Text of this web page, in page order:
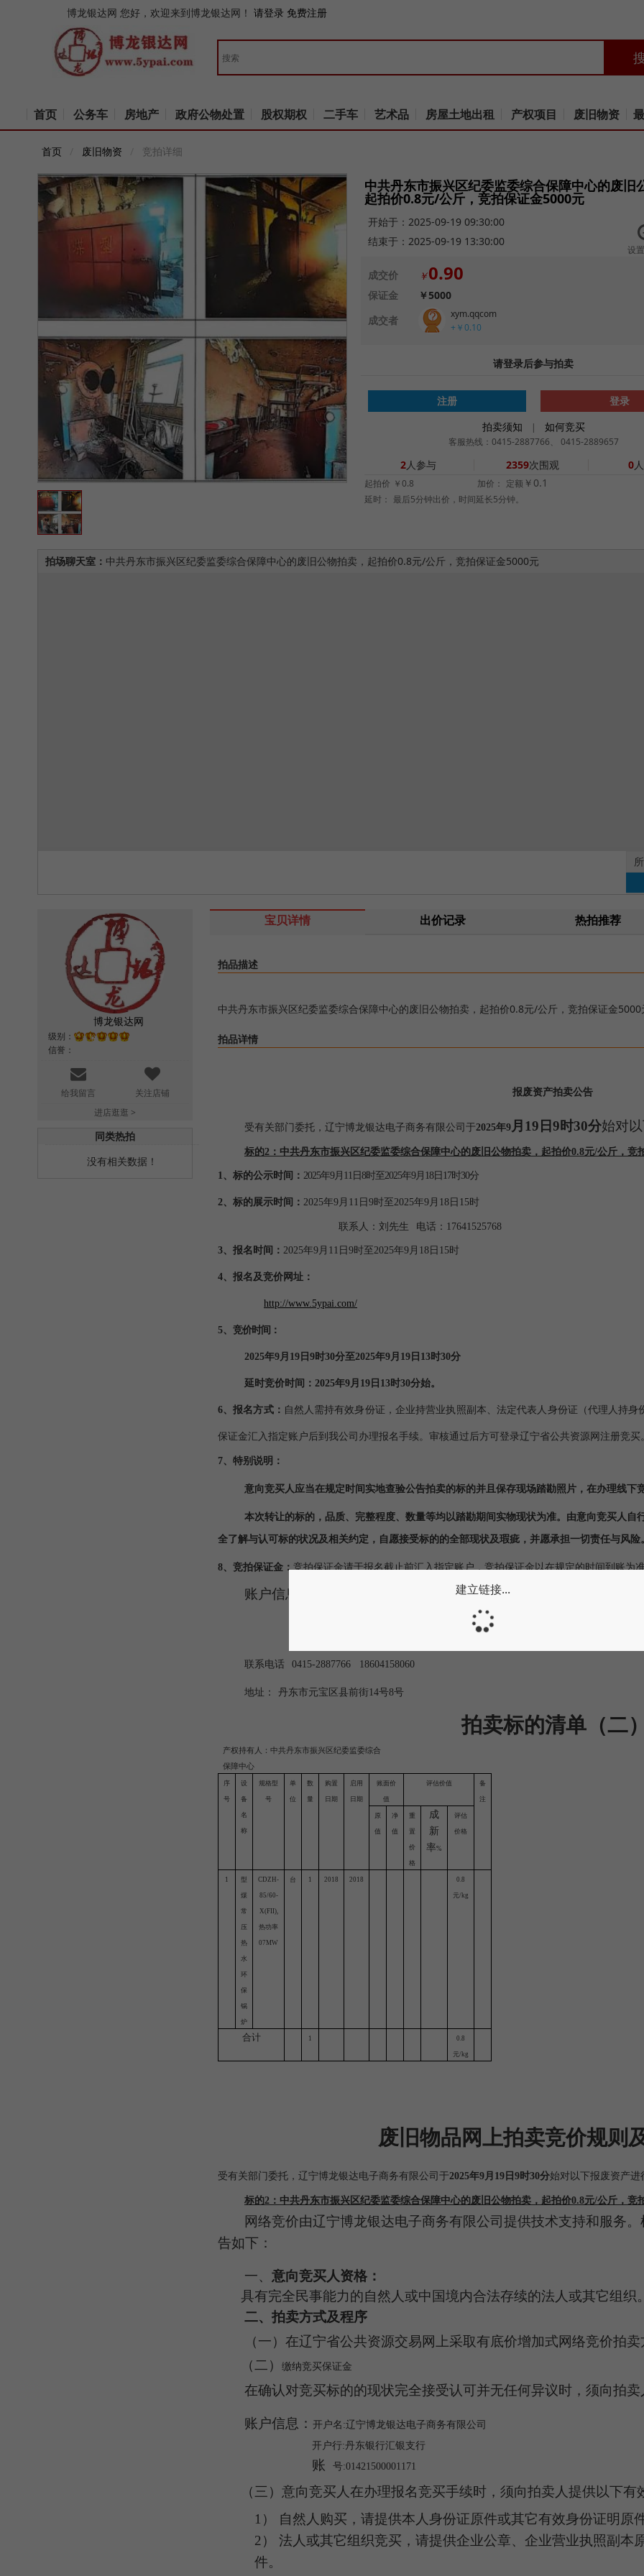
博龙银达网 您好，欢迎来到博龙银达网！ 请登录 免费注册
首页 公务车 房地产 政府公物处置 股权期权 二手车 艺术品 房屋土地出租 产权项目 废旧物资
首页 废旧物资 竞拍详细
中共丹东市振兴区纪委监委综合保障中心的废旧
起拍价0.8元/公斤，竞拍保证金5000元
开始于：2025-09-19 09:30:00
结束于：2025-09-19 13:30:00
设
成交价 ￥0.90
保证金 ￥5000
成交者
xym.qqcom
+￥0.10
请登录后参与拍卖
注册
登录
拍卖须知 | 如何竞买
客服热线：0415-2887766、 0415-2889657
2人参与 2359次围观 0
起拍价 ￥0.8 加价： 定额 ￥0.1
延时： 最后5分钟出价，时间延长5分钟。
拍场聊天室： 中共丹东市振兴区纪委监委综合保障中心的废旧公物拍卖，起拍价0.8元/公斤，竞拍保证金5000元
博龙银达网
级别：
信誉：
给我留言
关注店铺
进店逛逛 >
同类热拍
没有相关数据！
宝贝详情 出价记录 热拍推荐
拍品描述
中共丹东市振兴区纪委监委综合保障中心的废旧公物拍卖，起拍价0.8元/公斤，竞拍保证金5000
拍品详情
报废资产拍卖公告
受有关部门委托， 辽宁博龙银达电子商务有限公司 于2025年9 月 19 日 9时30分始对
标的2：中共丹东市振兴区纪委监委综合保障中心的废旧公物拍卖，起拍价0.8元/公斤，竞
1、标的公示时间： 2025年9月11日8时至2025年9月18日17时30分
2、标的展示时间： 2025年9月11日9时至2025年9月18日15时
联系人：刘先生 电话： 17641525768
3、报名时间： 2025年9月11日9时至2025年9月18日15时
4、报名及竞价网址：
http://www.5ypai.com/
5、 竞价时间：
2025年9月19日9时30分至2025年9月19日13时30分
延时竞价时间： 2025年9月19日13时30分始。
6、报名方式： 自然人需持有效身份证，企业持营业执照副本、法定代表人身份证（代理人持
保证金汇入指定账户后到我公司办理报名手续。审核通过后方可登录辽宁省公共资源网注册竞买
7、特别说明：
意向竞买人应当在规定时间实地查验公告拍卖的标的并且保存现场踏勘照片，在办理线下
本次转让的标的，品质、完整程度、数量等均以踏勘期间实物现状为准。由意向竞买人
全了解与认可标的状况及相关约定，自愿接受标的的全部现状及瑕疵，并愿承担一切责任与风险
8、竞拍保证金： 竞拍保证金请于报名截止前汇入指定账户，竞拍保证金以在规定的时间到账为
账户信息：
:辽宁博龙银达电子商务有限公司
联系电话 0415-2887766 18604158060
地址： 丹东市元宝区县前街14号8号
拍卖标的清单（二
产权持有人：中共丹东市振兴区纪委监委综合
保障中心
序
号
设
备
名
称
规格型
号
单
位
数
量
购置
日期
启用
日期
账面价
值
评估价值 备
注
原
值
净
值
重
置
价
格
成
新
率%
评估
价格
1 型
煤
常
压
热
水
环
保
锅
炉
CDZH-
85/60-
X(FII),
热功率
07MW
台 1 2018 2018 0.8
元/kg
合计 1 0.8
元/kg
废旧物品网上拍卖竞价规则
受有关部门委托， 辽宁博龙银达电子商务有限公司 于2025年9月19 日 9时30分始对 以下报废资产进
标的2：中共丹东市振兴区纪委监委综合保障中心的废旧公物拍卖，起拍价0.8元/公斤，竞
网络竞价由辽宁博龙银达电子商务有限公司 提供技术支持和服务
告如下：
一、 意向竞买人资格：
具有完全民事能力的自然人或中国境内合法存续的法人或其它组织
二、 拍卖方式及程序
（一） 在辽宁省公共资源交易网 上采取有底价增加式网络竞价拍卖
（二）
缴纳竞买保证金
在确认对竞买标的的现状完全接受认可并无任何异议时，须向拍
账户信息： 开户名 :辽宁博龙银达电子商务有限公司
开户行:丹东银行汇银支行
账 号:01421500001171
（三） 意向竞买人在办理报名竞买手续时，须向拍卖人提供以下有
1） 自然人购买，请提供本人身份证原件或其它有效身份证明 原
2） 法人或其它组织竞买，请提供企业公章、 企业营业执照副本
件。
建立链接...